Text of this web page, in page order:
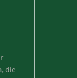
die